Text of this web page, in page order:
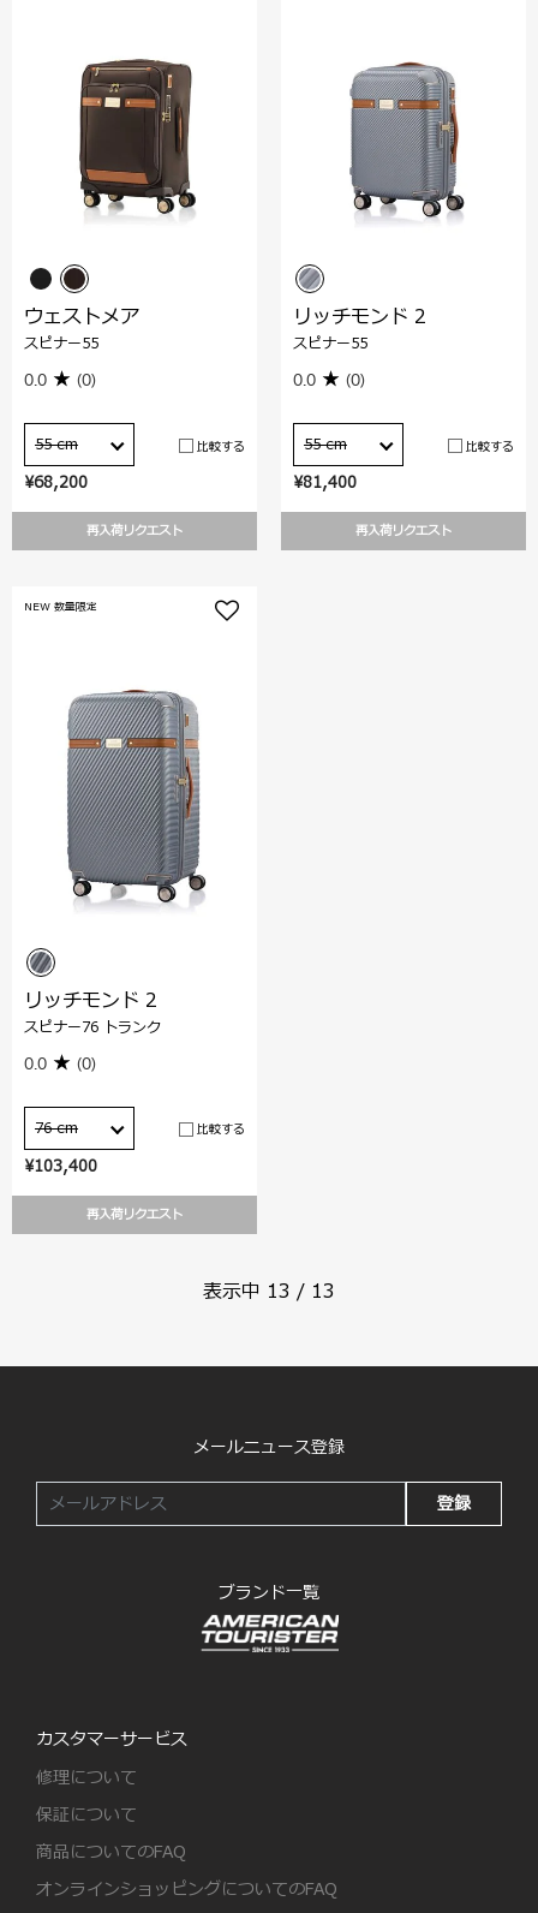
¥68,200
再入荷リクエスト
ウェストメア
スピナー55
0.0 (0)
55 cm 比較する
¥81,400
再入荷リクエスト
リッチモンド 2
スピナー55
0.0 (0)
55 cm 比較する
¥103,400
再入荷リクエスト
NEW 数量限定
リッチモンド 2
スピナー76 トランク
0.0 (0)
76 cm 比較する
表示中 13 / 13
メールニュース登録
登録
ブランド一覧
カスタマーサービス
修理について
保証について
商品についてのFAQ
オンラインショッピングについてのFAQ